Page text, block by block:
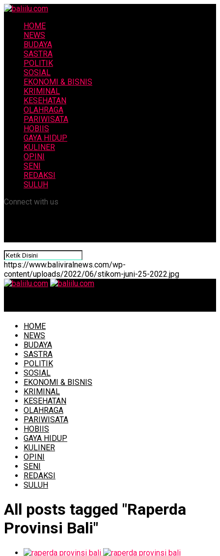
HOME
NEWS
BUDAYA
SASTRA
POLITIK
SOSIAL
EKONOMI & BISNIS
KRIMINAL
KESEHATAN
OLAHRAGA
PARIWISATA
HOBIIS
GAYA HIDUP
KULINER
OPINI
SENI
REDAKSI
SULUH
Connect with us
https://www.baliviralnews.com/wp-
content/uploads/2022/06/stikom-juni-25-2022.jpg
HOME
NEWS
BUDAYA
SASTRA
POLITIK
SOSIAL
EKONOMI & BISNIS
KRIMINAL
KESEHATAN
OLAHRAGA
PARIWISATA
HOBIIS
GAYA HIDUP
KULINER
OPINI
SENI
REDAKSI
SULUH
All posts tagged "Raperda
Provinsi Bali"